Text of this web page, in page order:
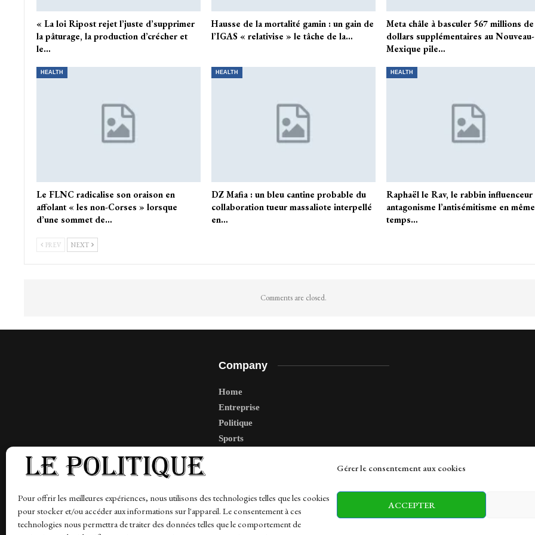
Gérer le consentement aux cookies
Pour offrir les meilleures expériences, nous utilisons des technologies telles que les cookies
pour stocker et/ou accéder aux informations sur l'appareil. Le consentement à ces
technologies nous permettra de traiter des données telles que le comportement de
ACCEPTER
« La loi Ripost rejet l’juste d’supprimer
la pâturage, la production d’crécher et
le…
Hausse de la mortalité gamin : un gain de
l’IGAS « relativise » le tâche de la…
Meta châle à basculer 567 millions de
dollars supplémentaires au Nouveau-
Mexique pile…
HEALTH
Le FLNC radicalise son oraison en
affolant « les non-Corses » lorsque
d’une sommet de…
HEALTH
DZ Mafia : un bleu cantine probable du
collaboration tueur massaliote interpellé
en…
HEALTH
Raphaël le Rav, le rabbin
antagonisme l’antisémitisme en même
temps…
PREV NEXT
Comments are closed.
Company
Home
Entreprise
Politique
Sports